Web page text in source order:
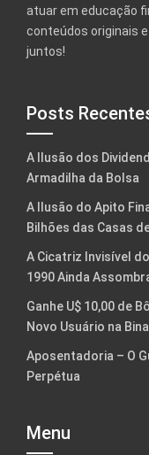
atuar em educação
conteúdos originais
juntos!
Posts
A Ilusão dos
Armadilha da Bolsa
A Ilusão do Apito
Bilhões das Casas
A Cicatriz Invisível
1990 Ainda
Ganhe U$ 10,00 de
Novo Usuário na
Aposentadoria – O
Perpétua
Menu